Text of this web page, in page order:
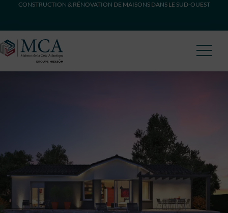
CONSTRUCTION & RÉNOVATION DE MAISONS DANS LE SUD-OUEST